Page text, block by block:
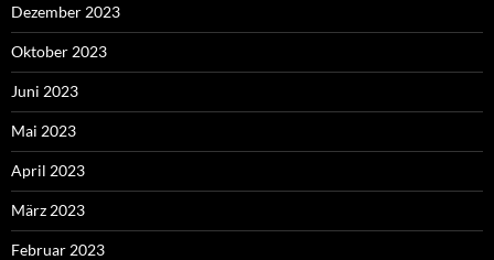
Dezember 2023
Oktober 2023
Juni 2023
Mai 2023
April 2023
März 2023
Februar 2023